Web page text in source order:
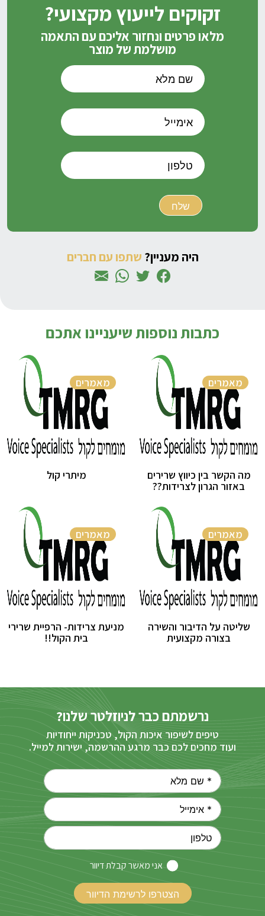
זקוקים לייעוץ מקצועי?
מלאו פרטים ונחזור אליכם עם התאמה
מושלמת של מוצר
היה מעניין? שתפו עם חברים
כתבות נוספות שיעניינו אתכם
מאמרים
מה הקשר בין כיווץ שרירים
באזור הגרון לצרידות??
מאמרים
מיתרי קול
מאמרים
שליטה על הדיבור והשירה
בצורה מקצועית
מאמרים
מניעת צרידות- הרפיית שרירי
בית הקול!!
נרשמתם כבר לניוזלטר שלנו?
טיפים לשיפור איכות הקול, טכניקות ייחודיות
ועוד מחכים לכם כבר מרגע ההרשמה, ישירות למייל.
אני מאשר קבלת דיוור